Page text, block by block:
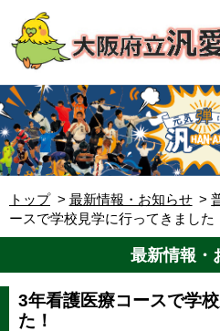
トップ 最新情報・お知らせ
ースで学校見学に行ってきました
最新情報・
3年看護医療コースで学
た！